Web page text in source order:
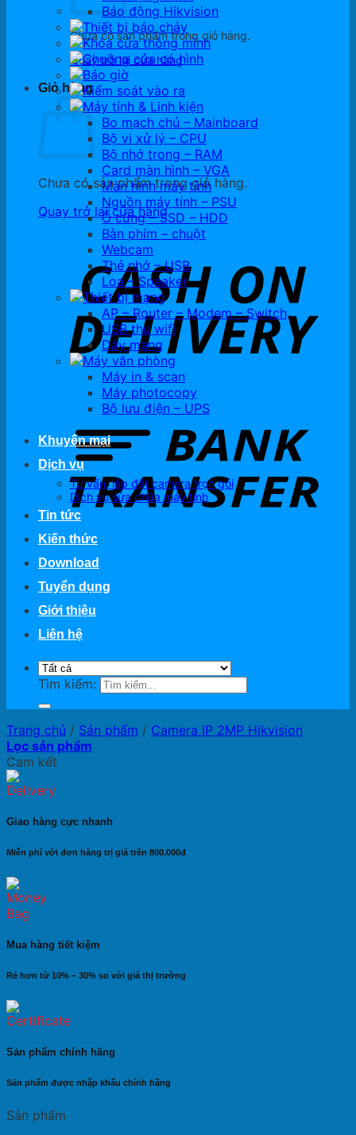
Chưa có sản phẩm trong giỏ hàng.
Quay trở lại cửa hàng
Giỏ hàng
Chưa có sản phẩm trong giỏ hàng.
Quay trở lại cửa hàng
Báo động Hikvision
Thiết bị báo cháy
Khóa cửa thông minh
Chuông cửa có hình
Báo giờ
Kiểm soát vào ra
Máy tính & Linh kiện
Bo mạch chủ – Mainboard
Bộ vi xử lý – CPU
Bộ nhớ trong – RAM
Card màn hình – VGA
Màn hình máy tính
Nguồn máy tính – PSU
Ổ cứng – SSD – HDD
Bàn phím – chuột
Webcam
Thẻ nhớ – USB
Loa – Speaker
Thiết bị mạng
AP – Router – Modem – Switch
USB thu wifi
Dây mạng
Máy văn phòng
Máy in & scan
Máy photocopy
Bộ lưu điện – UPS
Khuyến mại
Dịch vụ
Tư vấn, lắp đặt camera trọn gói
Dịch vụ sửa chữa máy tính
Tin tức
Kiến thức
Download
Tuyển dụng
Giới thiệu
Liên hệ
Tìm kiếm:
Trang chủ / Sản phẩm / Camera IP 2MP Hikvision
Lọc sản phẩm
Cam kết
Giao hàng cực nhanh
Miễn phí với đơn hàng trị giá trên 800.000đ
Mua hàng tiết kiệm
Rẻ hơn từ 10% – 30% so với giá thị trường
Sản phẩm chính hãng
Sản phẩm được nhập khẩu chính hãng
Sản phẩm